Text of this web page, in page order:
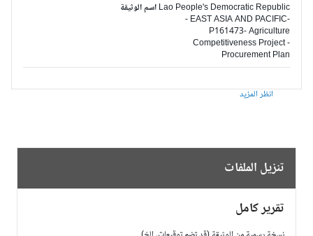
اسم الوثيقةLao People's Democratic Republic
- EAST ASIA AND PACIFIC-
P161473- Agriculture
Competitiveness Project -
Procurement Plan
انظر المزيد
تنزيل الملفات
تقرير كامل